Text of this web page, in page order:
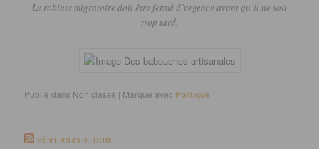
Le robinet migratoire doit être fermé d’urgence avant qu’il ne soit
trop tard.
Publié dans Non classé | Marqué avec Politique
RÊVERSAVIE.COM